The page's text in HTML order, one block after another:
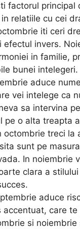
factorul principal
relatiile cu cei
iti ceri
efectul invers.
in familie,
bunei intelegeri.
aduce
vei intelege ca
sa intervina
pe o alta treapta
octombrie treci la
sunt pe
In noiembrie
clara a
aduce
accentuat, care te
si noiembrie